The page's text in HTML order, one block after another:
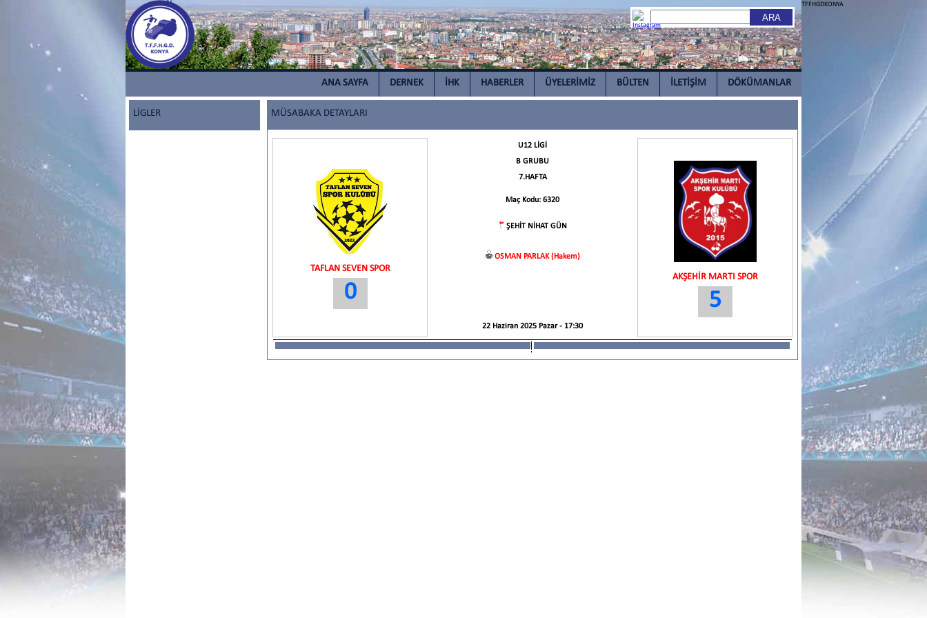
ANA SAYFA DERNEK İHK HABERLER ÜYELERİMİZ BÜLTEN İLETİŞİM DÖKÜMANLAR
LİGLER MÜSABAKA DETAYLARI
TAFLAN SEVEN SPOR
0
U12 LİGİ
B GRUBU
7.HAFTA
Maç Kodu: 6320
ŞEHİT NİHAT GÜN
OSMAN PARLAK (Hakem)
22 Haziran 2025 Pazar - 17:30
AKŞEHİR MARTI SPOR
5
TFFHGDKONYA